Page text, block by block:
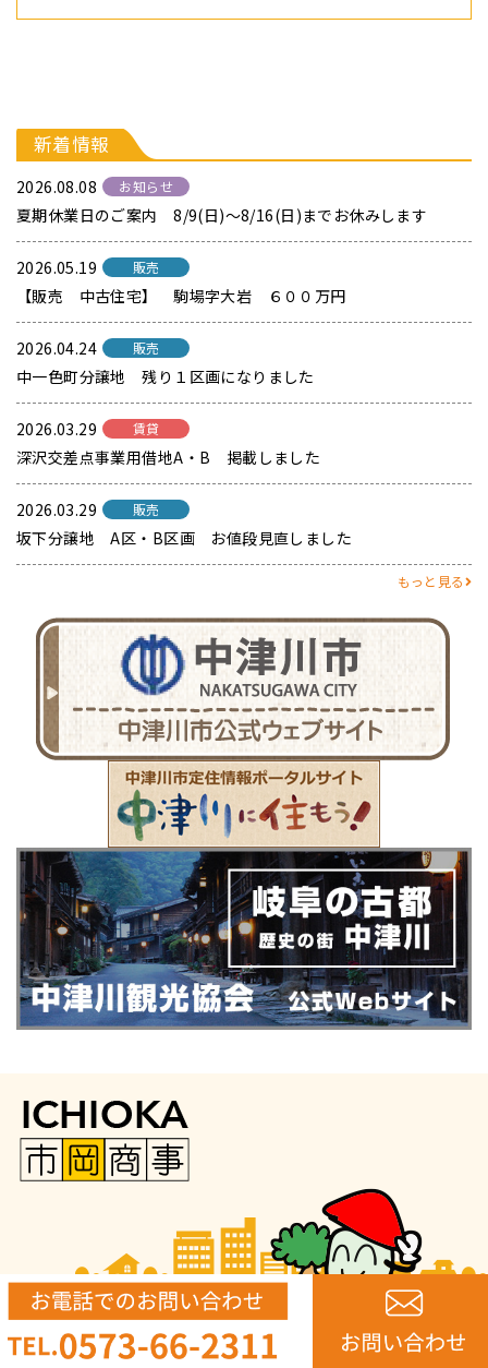
新着情報
2026.08.08 お知らせ
夏期休業日のご案内 8/9(日)～8/16(日)までお休みします
2026.05.19 販売
【販売 中古住宅】 駒場字大岩 ６００万円
2026.04.24 販売
中一色町分譲地 残り１区画になりました
2026.03.29 賃貸
深沢交差点事業用借地A・B 掲載しました
2026.03.29 販売
坂下分譲地 A区・B区画 お値段見直しました
もっと見る
会社案内 プライバシーポリシー
Copyright© Ichioka business, Inc. All rights reserved.